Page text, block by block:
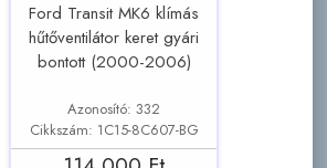
Ford Transit MK6 klímás
hűtőventilátor keret gyári
bontott (2000-2006)
Azonosító: 332
Cikkszám: 1C15-8C607-BG